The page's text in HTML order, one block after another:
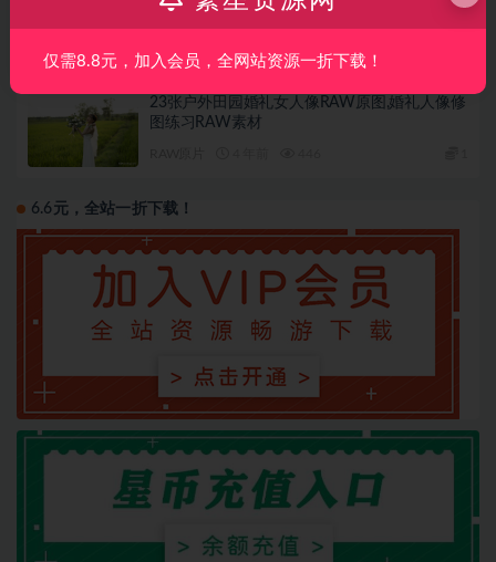
图练习素材RAW附赠效果图
23张户外田园婚礼女人像RAW原图,婚礼人像修
图练习RAW素材
6.6元，全站一折下载！
仅需8.8元，加入会员，全网站资源一折下载！